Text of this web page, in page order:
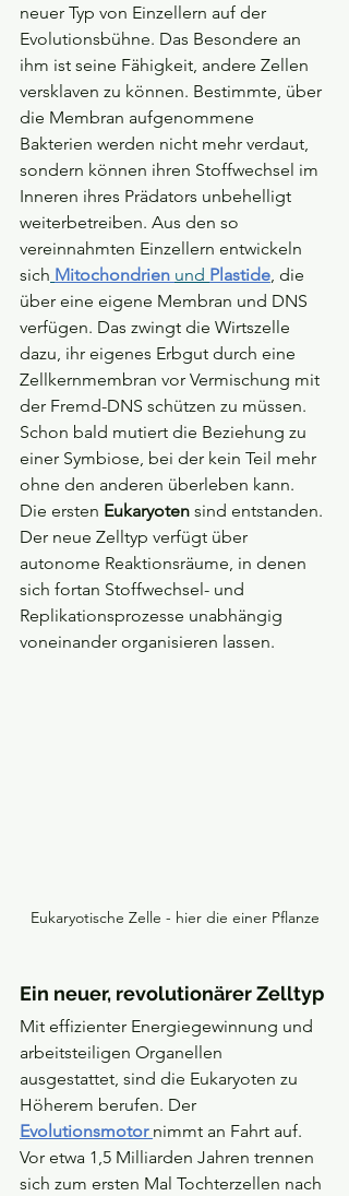
neuer Typ von Einzellern auf der
Evolutionsbühne. Das Besondere an
ihm ist seine Fähigkeit, andere Zellen
versklaven zu können. Bestimmte, über
die Membran aufgenommene
Bakterien werden nicht mehr verdaut,
sondern können ihren Stoffwechsel im
Inneren ihres Prädators unbehelligt
weiterbetreiben. Aus den so
vereinnahmten Einzellern entwickeln
sich Mitochondrien und Plastide , die
über eine eigene Membran und DNS
verfügen. Das zwingt die Wirtszelle
dazu, ihr eigenes Erbgut durch eine
Zellkernmembran vor Vermischung mit
der Fremd-DNS schützen zu müssen.
Schon bald mutiert die Beziehung zu
einer Symbiose, bei der kein Teil mehr
ohne den anderen überleben kann.
Die ersten Eukaryoten sind entstanden.
Der neue Zelltyp verfügt über
autonome Reaktionsräume, in denen
sich fortan Stoffwechsel- und
Replikationsprozesse unabhängig
voneinander organisieren lassen.
Eukaryotische Zelle - hier die einer Pflanze
Ein neuer, revolutionärer Zelltyp
Mit effizienter Energiegewinnung und
arbeitsteiligen Organellen
ausgestattet, sind die Eukaryoten zu
Höherem berufen. Der
Evolutionsmotor nimmt an Fahrt auf.
Vor etwa 1,5 Milliarden Jahren trennen
sich zum ersten Mal Tochterzellen nach